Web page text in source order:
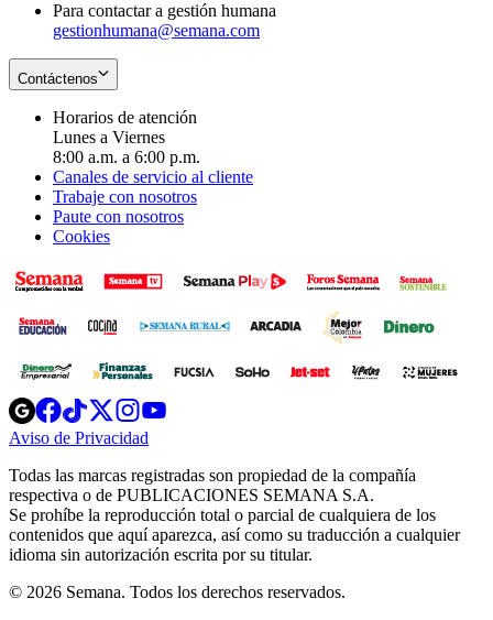
Para contactar a gestión humana
gestionhumana@semana.com
Contáctenos
Horarios de atención
Lunes a Viernes
8:00 a.m. a 6:00 p.m.
Canales de servicio al cliente
Trabaje con nosotros
Paute con nosotros
Cookies
Opens
in
new
Opens
in
new
Opens
in
new
window
Opens
new
windowwindow
Aviso de Privacidad
new
window
Todas las marcas registradas son propiedad de la compañía
respectiva o de PUBLICACIONES SEMANA S.A.
Se prohíbe la reproducción total o parcial de cualquiera de los
contenidos que aquí aparezca, así como su traducción a cualquier
idioma sin autorización escrita por su titular.
© 2026 Semana. Todos los derechos reservados.